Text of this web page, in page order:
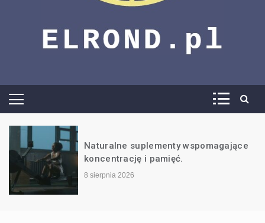
vademecum
wiedzy trening,
dieta i wiele
Naturalne suplementy wspomagające
koncentrację i pamięć.
8 sierpnia 2026